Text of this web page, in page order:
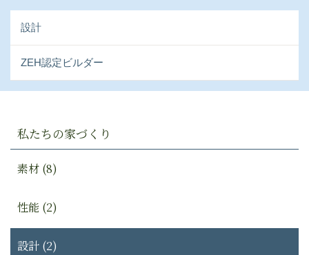
設計
ZEH認定ビルダー
私たちの家づくり
素材 (8)
性能 (2)
設計 (2)